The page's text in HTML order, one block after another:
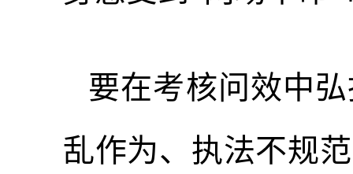
要在考核问效中
乱作为、执法不规